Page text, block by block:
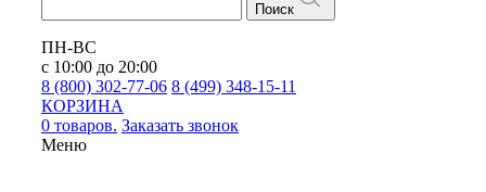
Поиск
ПН-ВС
с 10:00 до 20:00
8 (800) 302-77-06 8 (499) 348-15-11
КОРЗИНА
0 товаров. Заказать звонок
Меню